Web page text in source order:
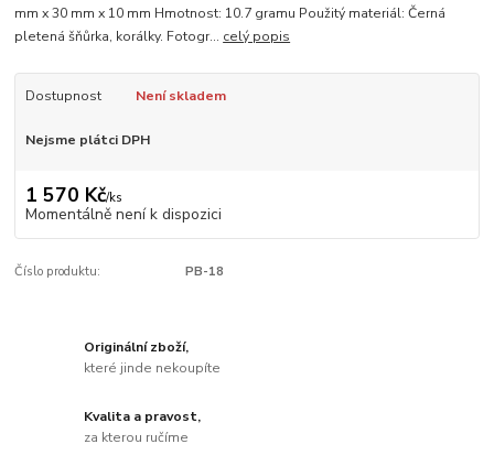
mm x 30 mm x 10 mm Hmotnost: 10.7 gramu Použitý materiál: Černá
pletená šňůrka, korálky. Fotogr... celý popis
Dostupnost Není skladem
Nejsme plátci DPH
1 570 Kč/ks
Momentálně není k dispozici
Číslo produktu: PB-18
Originální zboží,
které jinde nekoupíte
Kvalita a pravost,
za kterou ručíme